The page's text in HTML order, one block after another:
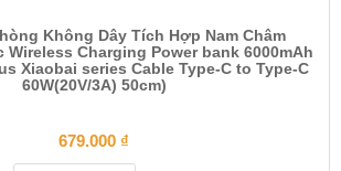
Không Dây Tích Hợp Nam Châm
Wireless Charging Power bank 6000mAh
Xiaobai series Cable Type-C to Type-C
60W(20V/3A) 50cm)
679.000 ₫